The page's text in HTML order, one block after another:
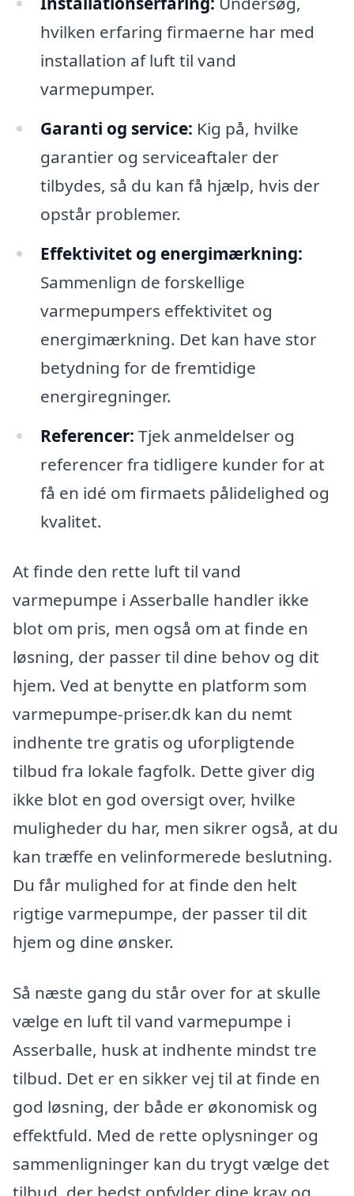
hvilken erfaring firmaerne har med
installation af luft til vand
varmepumper.
Garanti og service: Kig på, hvilke
garantier og serviceaftaler der
tilbydes, så du kan få hjælp, hvis der
opstår problemer.
Effektivitet og energimærkning:
Sammenlign de forskellige
varmepumpers effektivitet og
energimærkning. Det kan have stor
betydning for de fremtidige
energiregninger.
Referencer: Tjek anmeldelser og
referencer fra tidligere kunder for at
få en idé om firmaets pålidelighed og
kvalitet.
At finde den rette luft til vand
varmepumpe i Asserballe handler ikke
blot om pris, men også om at finde en
løsning, der passer til dine behov og dit
hjem. Ved at benytte en platform som
varmepumpe-priser.dk kan du nemt
indhente tre gratis og uforpligtende
tilbud fra lokale fagfolk. Dette giver dig
ikke blot en god oversigt over, hvilke
muligheder du har, men sikrer også, at du
kan træffe en velinformerede beslutning.
Du får mulighed for at finde den helt
rigtige varmepumpe, der passer til dit
hjem og dine ønsker.
Så næste gang du står over for at skulle
vælge en luft til vand varmepumpe i
Asserballe, husk at indhente mindst tre
tilbud. Det er en sikker vej til at finde en
god løsning, der både er økonomisk og
effektfuld. Med de rette oplysninger og
sammenligninger kan du trygt vælge det